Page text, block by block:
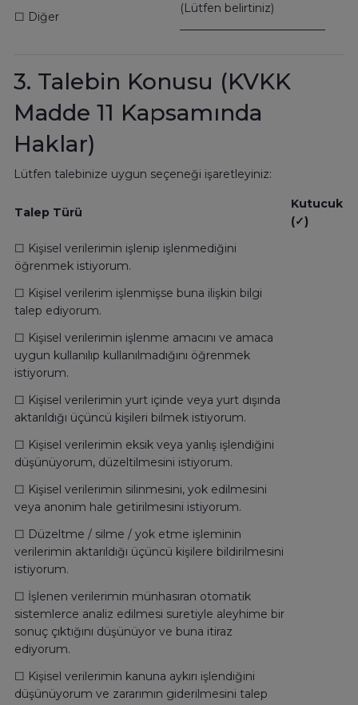
☐ Diğer
(Lütfen belirtiniz)
3. Talebin Konusu (KVKK
Madde 11 Kapsamında
Haklar)
Lütfen talebinize uygun seçeneği işaretleyiniz:
Talep Türü
Kutucuk
(✓)
☐ Kişisel verilerimin işlenip işlenmediğini
öğrenmek istiyorum.
☐ Kişisel verilerim işlenmişse buna ilişkin bilgi
talep ediyorum.
☐ Kişisel verilerimin işlenme amacını ve amaca
uygun kullanılıp kullanılmadığını öğrenmek
istiyorum.
☐ Kişisel verilerimin yurt içinde veya yurt dışında
aktarıldığı üçüncü kişileri bilmek istiyorum.
☐ Kişisel verilerimin eksik veya yanlış işlendiğini
düşünüyorum, düzeltilmesini istiyorum.
☐ Kişisel verilerimin silinmesini, yok edilmesini
veya anonim hale getirilmesini istiyorum.
☐ Düzeltme / silme / yok etme işleminin
verilerimin aktarıldığı üçüncü kişilere bildirilmesini
istiyorum.
☐ İşlenen verilerimin münhasıran otomatik
sistemlerce analiz edilmesi suretiyle aleyhime bir
sonuç çıktığını düşünüyor ve buna itiraz
ediyorum.
☐ Kişisel verilerimin kanuna aykırı işlendiğini
düşünüyorum ve zararımın giderilmesini talep